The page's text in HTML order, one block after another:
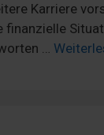
Karriere
finanzielle
…